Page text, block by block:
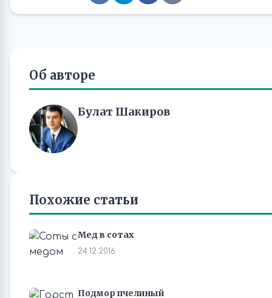
Об авторе
Булат Шакиров
Похожие статьи
Мед в сотах
24.12.2016
Подмор пчелиный